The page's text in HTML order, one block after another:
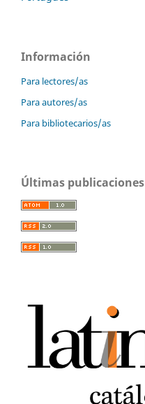
Información
Para lectores/as
Para autores/as
Para bibliotecarios/as
Últimas publicaciones